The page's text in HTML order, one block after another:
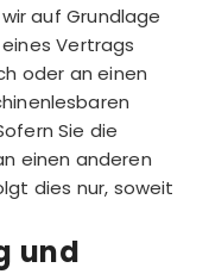
auf Grundlage
eines Vertrags
oder an einen
Sie die
einen anderen
dies nur, soweit
und